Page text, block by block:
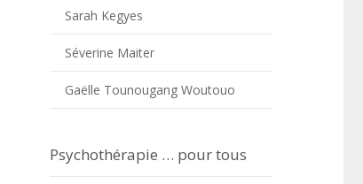
Sarah Kegyes
Séverine Maiter
Gaëlle Tounougang Woutouo
Psychothérapie … pour tous